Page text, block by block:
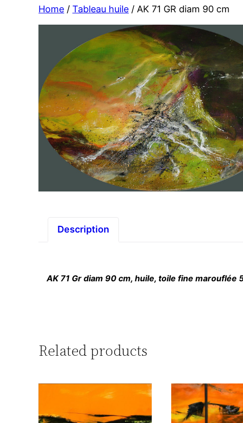
Home /Tableau huile / AK 71 GR diam 90 cm
Description
AK 71 Gr diam 90 cm, huile, toile fine
Related products